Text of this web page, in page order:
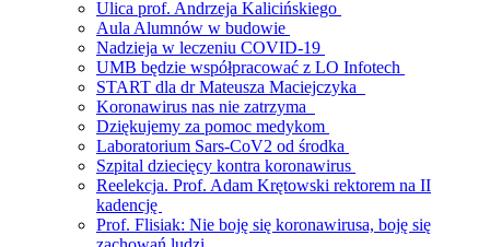
Ulica prof. Andrzeja Kalicińskiego
Aula Alumnów w budowie
Nadzieja w leczeniu COVID-19
UMB będzie współpracować z LO Infotech
START dla dr Mateusza Maciejczyka
Koronawirus nas nie zatrzyma
Dziękujemy za pomoc medykom
Laboratorium Sars-CoV2 od środka
Szpital dziecięcy kontra koronawirus
Reelekcja. Prof. Adam Krętowski rektorem na II
kadencję
Prof. Flisiak: Nie boję się koronawirusa, boję się